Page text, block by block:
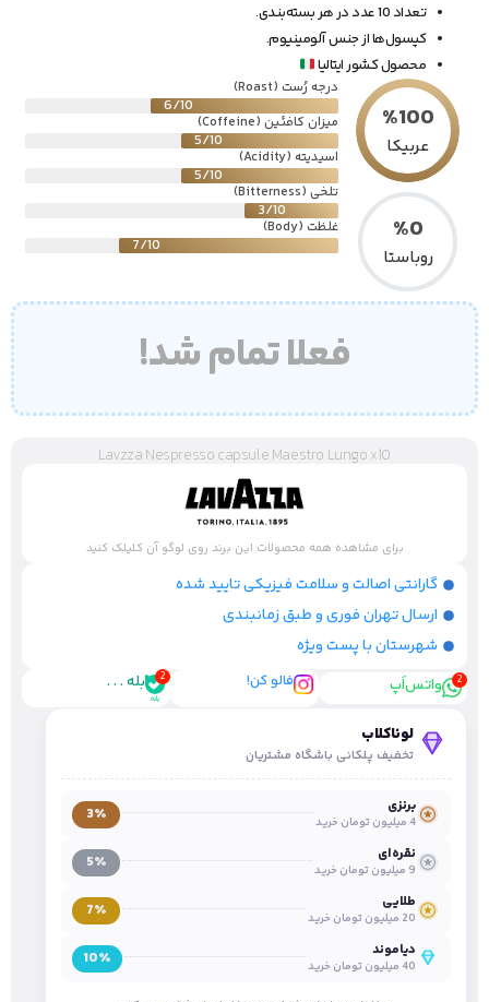
تعداد 10 عدد در هر بسته‌بندی.
کپسول‌ها از جنس آلومینیوم.
محصول کشور ایتالیا
100
%
عربیکا
0
%
روباستا
درجه رُست (Roast)
6/10
میزان کافئین (Coffeine)
5/10
اسیدیته (Acidity)
5/10
تلخی (Bitterness)
3/10
غلظت (Body)
7/10
فعلا تمام شد!
Lavzza Nespresso capsule Maestro Lungo x10
برای مشاهده همه محصولات این برند روی لوگو آن کلیلک کنید
گارانتی اصالت و سلامت فیزیکی تایید شده
ارسال تهران فوری و طبق زمانبندی
شهرستان با پست ویژه
واتس‌اَپ
فالو کن! بله . . .
لوناکلاب
تخفیف پلکانی باشگاه مشتریان
برنزی
4 میلیون تومان خرید 3٪
نقره‌ای
9 میلیون تومان خرید 5٪
طلایی
20 میلیون تومان خرید 7٪
دیاموند
40 میلیون تومان خرید 10٪